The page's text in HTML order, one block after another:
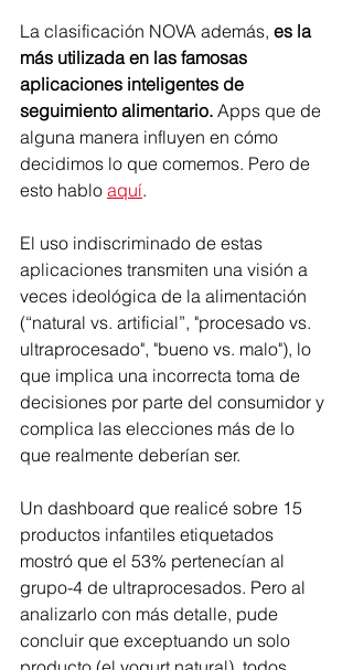
La clasificación NOVA además, es la
más utilizada en las famosas
aplicaciones inteligentes de
seguimiento alimentario. Apps que de
alguna manera influyen en cómo
decidimos lo que comemos. Pero de
esto hablo aquí.
El uso indiscriminado de estas
aplicaciones transmiten una visión a
veces ideológica de la alimentación
(“natural vs. artificial”, "procesado vs.
ultraprocesado", "bueno vs. malo"), lo
que implica una incorrecta toma de
decisiones por parte del consumidor y
complica las elecciones más de lo
que realmente deberían ser.
Un dashboard que realicé sobre 15
productos infantiles etiquetados
mostró que el 53% pertenecían al
grupo-4 de ultraprocesados. Pero al
analizarlo con más detalle, pude
concluir que exceptuando un solo